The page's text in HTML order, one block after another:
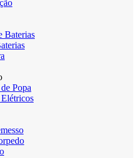
Baterias
Popa